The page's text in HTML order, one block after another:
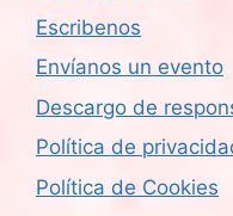
Escribenos
Envíanos un evento
Descargo de
Política de
Política de Cookies